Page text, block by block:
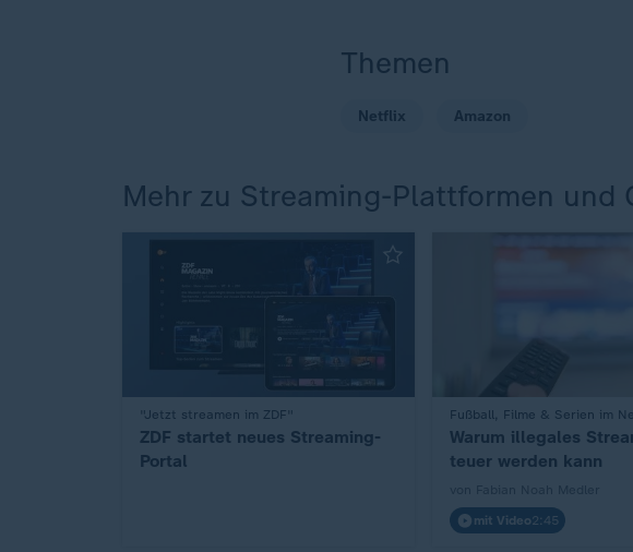
Themen
Netflix Amazon
Mehr zu Streaming-Plattformen und
"Jetzt streamen im ZDF"
:
ZDF startet neues Streaming-
Portal
Fußball, Filme & Serien im
:
Warum illegales
teuer werden kann
mit Video2:45